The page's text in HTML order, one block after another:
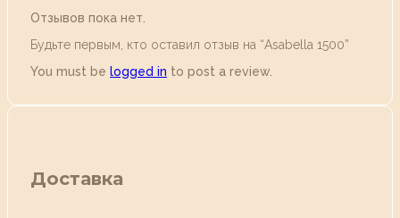
Отзывов пока нет.
Будьте первым, кто оставил отзыв на “Аsabella 1500”
You must be logged in to post a review.
Доставка